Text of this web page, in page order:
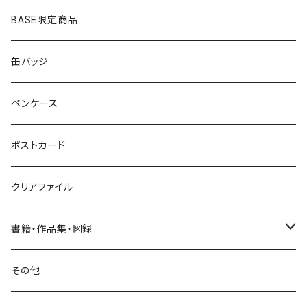
ヘアゴム
ポニーフック
ブローチ
ピアス
BASE限定商品
缶バッジ
ペンケース
ポストカード
クリアファイル
書籍・作品集・図録
書籍
その他